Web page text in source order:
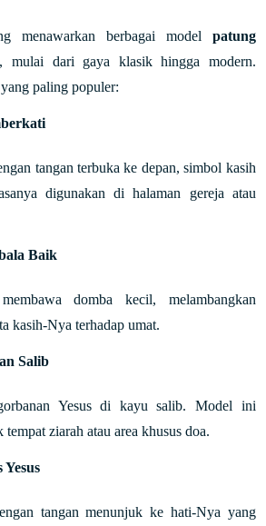
menawarkan berbagai model patung
, mulai dari gaya klasik hingga modern.
paling populer:
tangan terbuka ke depan, simbol kasih
digunakan di halaman gereja atau
Baik
domba kecil, melambangkan
kasih-Nya terhadap umat.
Salib
Yesus di kayu salib. Model ini
ziarah atau area khusus doa.
tangan menunjuk ke hati-Nya yang